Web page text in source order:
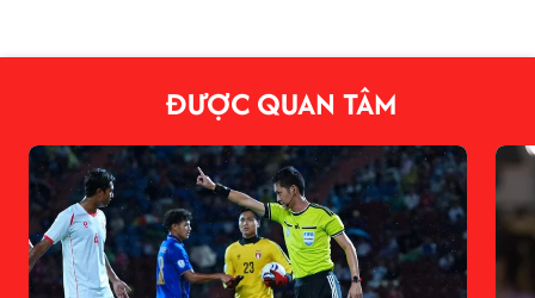
ĐƯỢC QUAN TÂM